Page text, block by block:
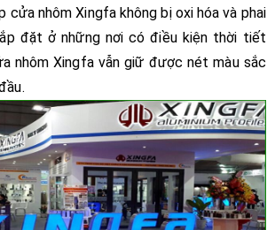
cửa nhôm Xingfa không bị oxi hóa và phai
đặt ở những nơi có điều kiện thời tiết
nhôm Xingfa vẫn giữ được nét màu sắc